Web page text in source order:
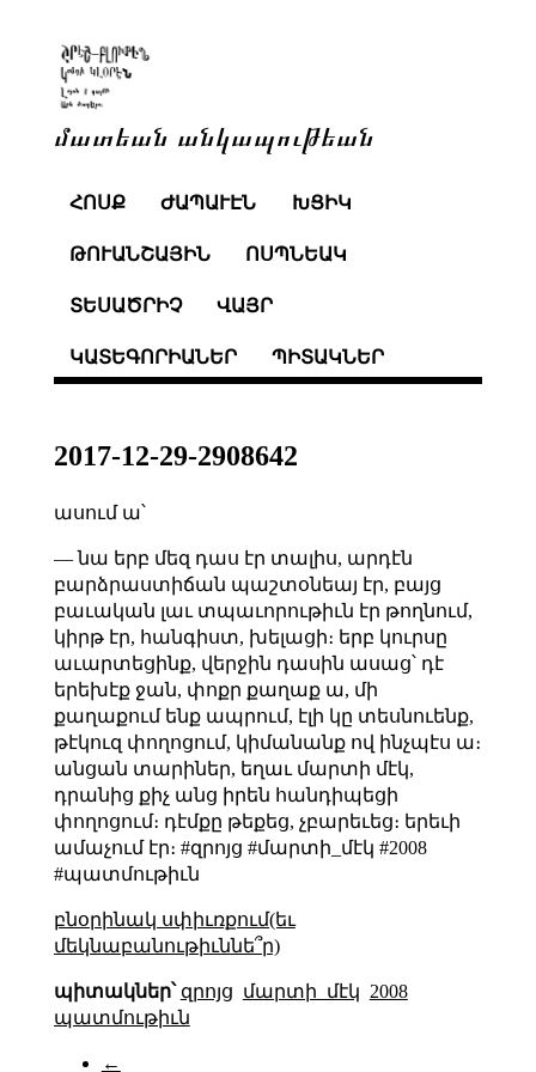
մատեան անկապութեան
ՀՈՍՔ ԺԱՊԱՒԷՆ ԽՑԻԿ
ԹՈՒԱՆՇԱՅԻՆ ՈՍՊՆԵԱԿ
ՏԵՍԱԾՐԻՉ ՎԱՅՐ
ԿԱՏԵԳՈՐԻԱՆԵՐ ՊԻՏԱԿՆԵՐ
2017-12-29-2908642
ասում ա՝
— նա երբ մեզ դաս էր տալիս, արդէն
բարձրաստիճան պաշտօնեայ էր, բայց
բաւական լաւ տպաւորութիւն էր թողնում,
կիրթ էր, հանգիստ, խելացի։ երբ կուրսը
աւարտեցինք, վերջին դասին ասաց՝ դէ
երեխէք ջան, փոքր քաղաք ա, մի
քաղաքում ենք ապրում, էլի կը տեսնուենք,
թէկուզ փողոցում, կիմանանք ով ինչպէս ա։
անցան տարիներ, եղաւ մարտի մէկ,
դրանից քիչ անց իրեն հանդիպեցի
փողոցում։ դէմքը թեքեց, չբարեւեց։ երեւի
ամաչում էր։ #զրոյց #մարտի_մէկ #2008
#պատմութիւն
բնօրինակ սփիւռքում(եւ
մեկնաբանութիւննե՞ր)
պիտակներ՝ զրոյց մարտի_մէկ 2008
պատմութիւն
←